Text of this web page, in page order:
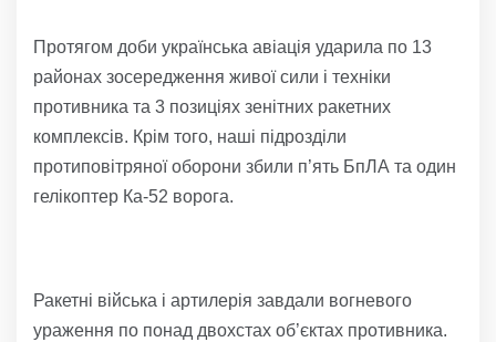
Протягом доби українська авіація ударила по 13
районах зосередження живої сили і техніки
противника та 3 позиціях зенітних ракетних
комплексів. Крім того, наші підрозділи
протиповітряної оборони збили п’ять БпЛА та один
гелікоптер Ка-52 ворога.
Ракетні війська і артилерія завдали вогневого
ураження по понад двохстах об’єктах противника.